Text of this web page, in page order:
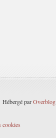
Hébergé parOverblog
cookies